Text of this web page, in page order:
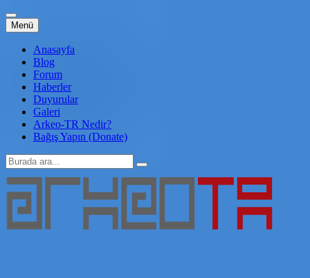
Menü İçeriğe
atla
Anasayfa
Blog
Forum
Haberler
Duyurular
Galeri
Arkeo-TR Nedir?
Bağış Yapın (Donate)
Arama: